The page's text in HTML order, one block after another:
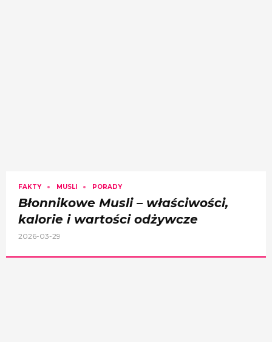
FAKTY MUSLI PORADY
Błonnikowe Musli – właściwości,
kalorie i wartości odżywcze
2026-03-29